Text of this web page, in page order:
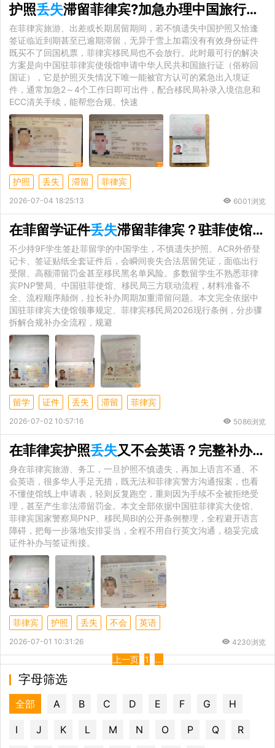
护照丢失滞留菲律宾?加急办理中国旅行证，助力快速回国
在菲律宾旅游、出差或长期居留期间，若不慎遗失中国护照又恰逢
签证临近到期甚至已逾期滞留，无异于雪上加霜没有有效身份证件
既买不了回国机票，菲律宾移民局也不会放行。此时最可行的解决
方案是向中国驻菲律宾使领馆申请中华人民共和国旅行证（俗称回
国证），它是护照灭失情况下唯一能被官方认可的紧急出入境证
件，通常加急2～4个工作日即可出件，配合移民局补录入境信息和
ECC清关手续，能帮您合规、快速
护照 丢失 滞留 菲律宾
2026-07-04 18:25:13 6001浏览
在菲留学证件丢失滞留菲律宾？驻菲使馆 + 移民局官方补办完整攻略
不少持9F学生签赴菲留学的中国学生，不慎遗失护照、ACR外侨登
记卡、签证贴纸全套证件后，会瞬间丧失合法居留凭证，面临出行
受限、高额滞留罚金甚至移民黑名单风险。多数留学生不熟悉菲律
宾PNP警局、中国驻菲使馆、移民局三方联动流程，材料准备不
全、流程顺序颠倒，拉长补办周期加重滞留问题。本文完全依据中
国驻菲律宾大使馆领事规定、菲律宾移民局2026现行条例，分步骤
拆解合规补办全流程，规避
留学 证件 丢失 滞留 菲律宾
2026-07-02 10:57:16 5086浏览
在菲律宾护照丢失又不会英语？完整补办方案避开沟通难题
身在菲律宾旅游、务工，一旦护照不慎遗失，再加上语言不通、不
会英语，很多华人手足无措，既无法和菲律宾警方沟通报案，也看
不懂使馆线上申请表，轻则反复跑空，重则因为手续不全被拒绝受
理，甚至产生非法滞留罚金。本文全部依据中国驻菲律宾大使馆、
菲律宾国家警察局PNP、移民局BI的公开条例整理，全程避开语言
障碍，把每一步落地安排妥当，全程不用自行英文沟通，稳妥完成
证件补办与签证衔接。
菲律宾 护照 丢失 不会 英语
2026-07-01 10:31:26 4230浏览
上一页 1 ...
字母筛选
全部 A B C D E F G H
I J K L M N O P Q R